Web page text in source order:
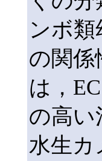
ンボ
の関係
は，
の高い
水生カ